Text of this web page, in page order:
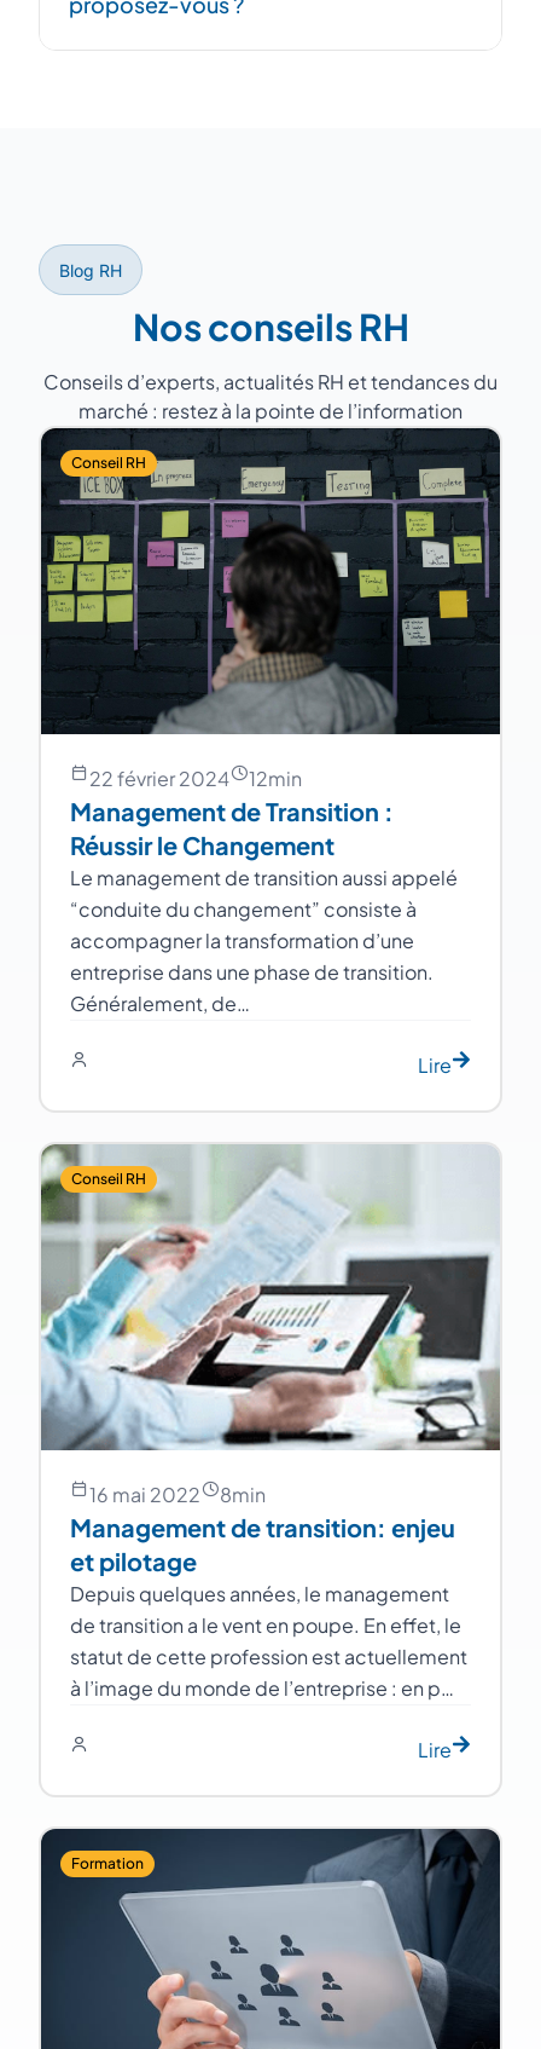
successeur et période de recouvrement
pour garantir la continuité.
Blog RH
Nos conseils RH
Conseils d’experts, actualités RH et tendances du
marché : restez à la pointe de l’information
Conseil RH
22 février 2024 12min
Management de Transition :
Réussir le Changement
Le management de transition aussi appelé
“conduite du changement” consiste à
accompagner la transformation d’une
entreprise dans une phase de transition.
Généralement, de…
Lire
Conseil RH
16 mai 2022 8min
Management de transition: enjeu
et pilotage
Depuis quelques années, le management
de transition a le vent en poupe. En effet, le
statut de cette profession est actuellement
à l’image du monde de l’entreprise : en p…
Lire
Formation